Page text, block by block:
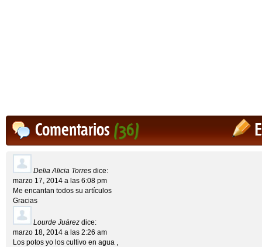
Comentarios(36)
Delia Alicia Torres dice:
marzo 17, 2014 a las 6:08 pm
Me encantan todos su artículos
Gracias
Lourde Juárez dice:
marzo 18, 2014 a las 2:26 am
Los potos yo los cultivo en agua ,